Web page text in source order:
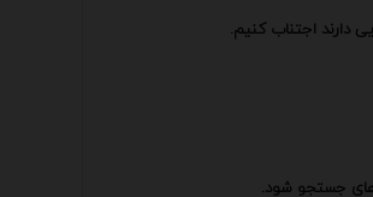
دارند اجتناب کنیم.